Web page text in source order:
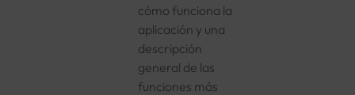
cómo funciona la
aplicación y una
descripción
general de las
funciones más